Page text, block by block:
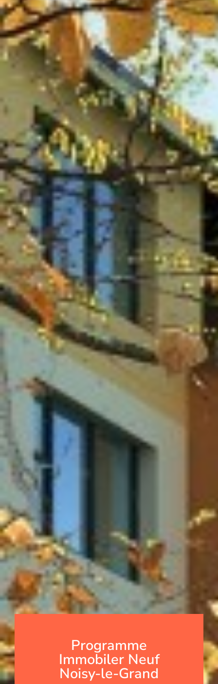
Programme
Immobiler Neuf
Noisy-le-Grand